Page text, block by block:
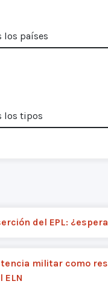
del EPL:
militar como
ELN